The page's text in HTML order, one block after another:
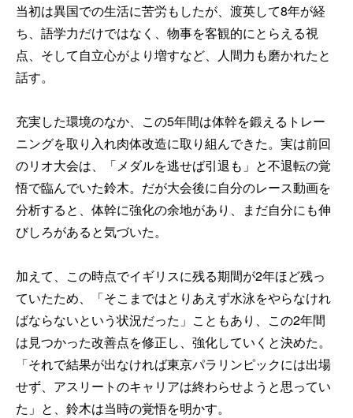
当初は異国での生活に苦労もしたが、渡英して8年が経
ち、語学力だけではなく、物事を客観的にとらえる視
点、そして自立心がより増すなど、人間力も磨かれたと
話す。
充実した環境のなか、この5年間は体幹を鍛えるトレー
ニングを取り入れ肉体改造に取り組んできた。実は前回
のリオ大会は、「メダルを逃せば引退も」と不退転の覚
悟で臨んでいた鈴木。だが大会後に自分のレース動画を
分析すると、体幹に強化の余地があり、まだ自分にも伸
びしろがあると気づいた。
加えて、この時点でイギリスに残る期間が2年ほど残っ
ていたため、「そこまではとりあえず水泳をやらなけれ
ばならないという状況だった」こともあり、この2年間
は見つかった改善点を修正し、強化していくと決めた。
「それで結果が出なければ東京パラリンピックには出場
せず、アスリートのキャリアは終わらせようと思ってい
た」と、鈴木は当時の覚悟を明かす。